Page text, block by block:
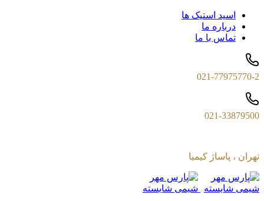
اسید استیک ها
درباره ما
تماس با ما
021-77975770-2
021-33879500
تهران ، پاساژ کیمیا